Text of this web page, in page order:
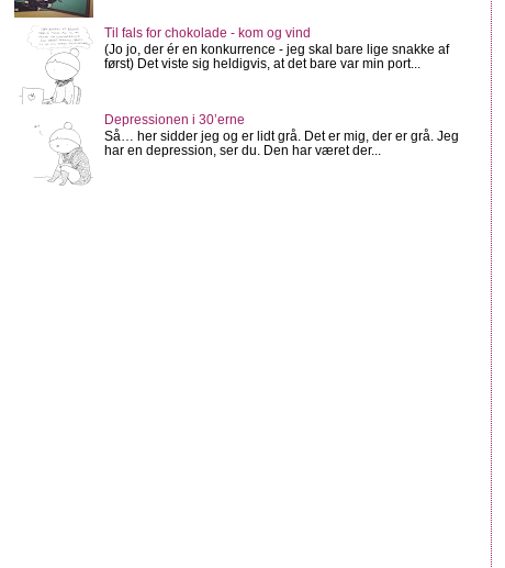
Til fals for chokolade - kom og vind
(Jo jo, der ér en konkurrence - jeg skal bare lige snakke af
først) Det viste sig heldigvis, at det bare var min port...
Depressionen i 30’erne
Så… her sidder jeg og er lidt grå. Det er mig, der er grå. Jeg
har en depression, ser du. Den har været der...